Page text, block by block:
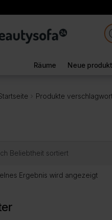
Räume Neue
Produkte
Ergebnis wird angezeigt